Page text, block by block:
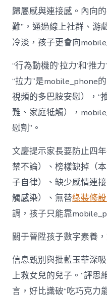
歸屬感與連接感。內向
難”，通過線上社群、游
冷淡，孩子更會向
“行為動機的‘拉力’和‘推
“拉力”是mobile_phone
視頻的多巴胺安慰），“
難、家庭牴觸），
慰劑”。
文慶提示家長要防止四
禁不論）、榜樣缺掉（
子自律）、缺少感情連
觸感染）、無替綠裝修
調，孩子只能靠
關于晉陞孩子數字素養
信息甄別與批藍玉華深
上救女兒的兒子。”評思
言，好比識破“吃巧克力